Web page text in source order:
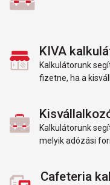
KIVA
Kalkulátorunk
fizetne, ha a
Kalkulátorunk
melyik adózási
Cafeteria